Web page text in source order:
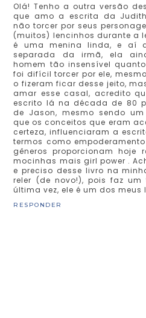
Olá! Tenho a outra versão
que amo a escrita da
não torcer por seus
(muitos) lencinhos durante a
é uma menina linda, e aí
separada da irmã, ela
homem tão insensível
foi difícil torcer por ele,
o fizeram ficar desse jeito,
amar esse casal, acredito
escrito lá na década de 80
de Jason, mesmo sendo
que os conceitos que eram
certeza, influenciaram a
termos como
gêneros proporcionam hoje
mocinhas mais girl power .
e preciso desse livro na
reler (de novo!), pois faz
última vez, ele é um dos meus
RESPONDER